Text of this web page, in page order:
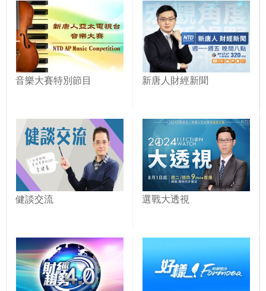
音樂大賽特別節目 新唐人財經新聞
健談交流 選戰大透視